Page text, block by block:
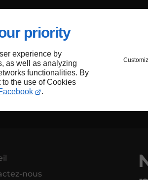
priority
experience by
as well as analyzing
functionalities. By
the use of Cookies
.
nous